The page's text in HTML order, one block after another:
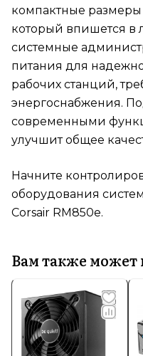
компактные
который впишется в
системные
питания для
рабочих станций,
энергоснабжения.
современными
улучшит общее
Начните
оборудования
Corsair RM850e.
Вам также может